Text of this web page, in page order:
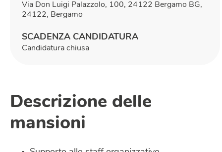
Via Don Luigi Palazzolo, 100, 24122 Bergamo BG,
24122, Bergamo
SCADENZA CANDIDATURA
Candidatura chiusa
Descrizione delle
mansioni